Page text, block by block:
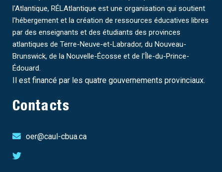
l'Atlantique, RÉLAtlantique est une organisation qui soutient
l'hébergement et la création de ressources éducatives libres
par des enseignants et des étudiants des provinces
atlantiques de Terre-Neuve-et-Labrador, du Nouveau-
Brunswick, de la Nouvelle-Écosse et de l'Île-du-Prince-
Édouard.
Il est financé par les quatre gouvernements provinciaux.
Contacts
oer@caul-cbua.ca